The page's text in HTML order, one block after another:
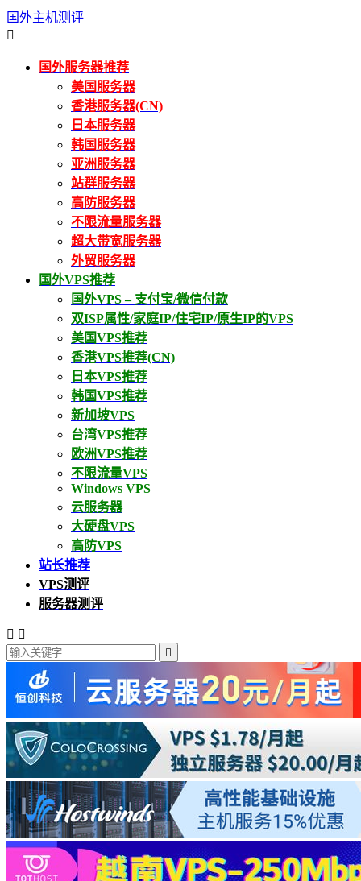
国外主机测评

国外服务器推荐
美国服务器
香港服务器(CN)
日本服务器
韩国服务器
亚洲服务器
站群服务器
高防服务器
不限流量服务器
超大带宽服务器
外贸服务器
国外VPS推荐
国外VPS – 支付宝/微信付款
双ISP属性/家庭IP/住宅IP/原生IP的VPS
美国VPS推荐
香港VPS推荐(CN)
日本VPS推荐
韩国VPS推荐
新加坡VPS
台湾VPS推荐
欧洲VPS推荐
不限流量VPS
Windows VPS
云服务器
大硬盘VPS
高防VPS
站长推荐
VPS测评
服务器测评
 
